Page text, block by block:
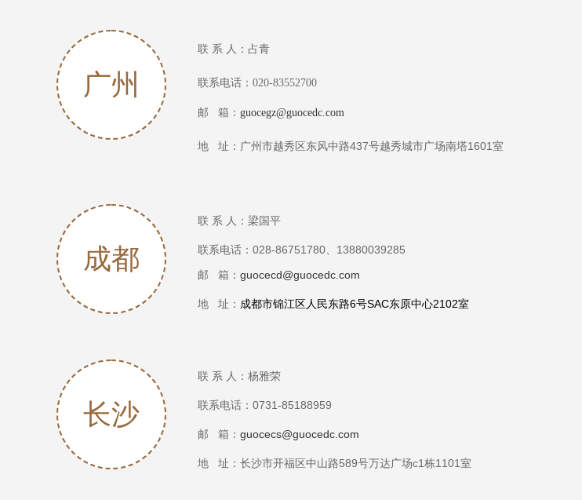
广州
联 系 人：占青
联系电话：020-83552700
邮 箱： guocegz@guocedc.com
地 址： 广州市越秀区东风中路437号越秀城市广场南塔1601室
成都
联 系 人：梁国平
联系电话：028-86751780、13880039285
邮 箱： guocecd@guocedc.com
地 址： 成都市锦江区人民东路6号SAC东原中心2102室
长沙
联 系 人：杨雅荣
联系电话：0731-85188959
邮 箱： guocecs@guocedc.com
地 址：长沙市开福区中山路589号万达广场c1栋1101室